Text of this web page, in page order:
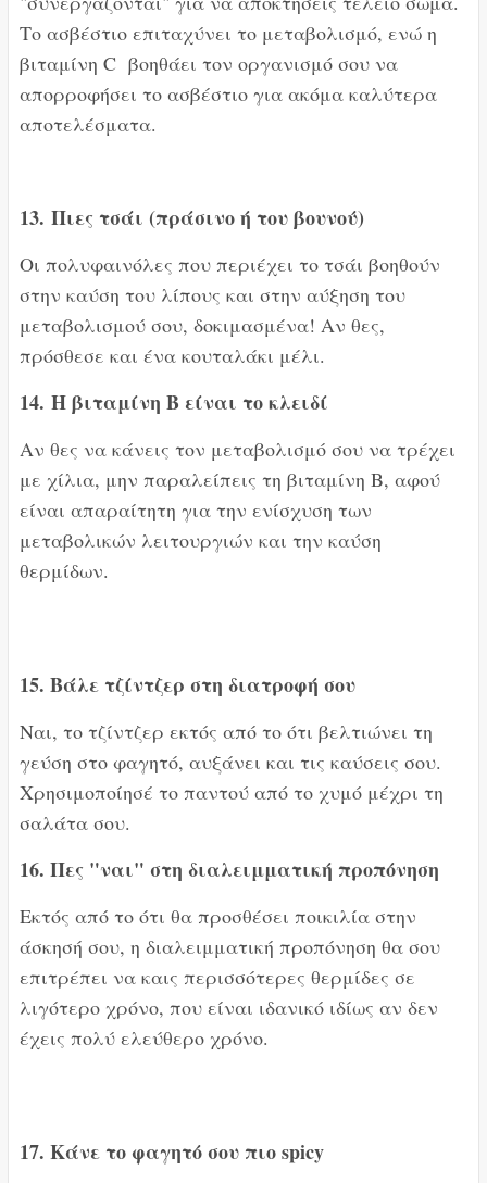
Το ασβέστιο επιταχύνει το μεταβολισμό, ενώ η
βιταμίνη C βοηθάει τον οργανισμό σου να
απορροφήσει το ασβέστιο για ακόμα καλύτερα
αποτελέσματα.
13. Πιες τσάι (πράσινο ή του βουνού)
Οι πολυφαινόλες που περιέχει το τσάι βοηθούν
στην καύση του λίπους και στην αύξηση του
μεταβολισμού σου, δοκιμασμένα! Αν θες,
πρόσθεσε και ένα κουταλάκι μέλι.
14. Η βιταμίνη B είναι το κλειδί
Αν θες να κάνεις τον μεταβολισμό σου να τρέχει
με χίλια, μην παραλείπεις τη βιταμίνη Β, αφού
είναι απαραίτητη για την ενίσχυση των
μεταβολικών λειτουργιών και την καύση
θερμίδων.
15. Βάλε τζίντζερ στη διατροφή σου
Ναι, το τζίντζερ εκτός από το ότι βελτιώνει τη
γεύση στο φαγητό, αυξάνει και τις καύσεις σου.
Χρησιμοποίησέ το παντού από το χυμό μέχρι τη
σαλάτα σου.
16. Πες "ναι" στη διαλειμματική προπόνηση
Εκτός από το ότι θα προσθέσει ποικιλία στην
άσκησή σου, η διαλειμματική προπόνηση θα σου
επιτρέπει να καις περισσότερες θερμίδες σε
λιγότερο χρόνο, που είναι ιδανικό ιδίως αν δεν
έχεις πολύ ελεύθερο χρόνο.
17. Κάνε το φαγητό σου πιο spicy